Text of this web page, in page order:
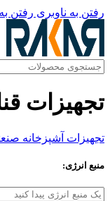
رفتن به ناوبری رفتن
تجهیزات
تجهیزات آشپزخانه
منبع انرژی: